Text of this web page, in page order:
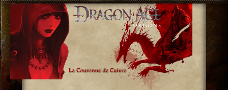
Aller
vers
le
contenu